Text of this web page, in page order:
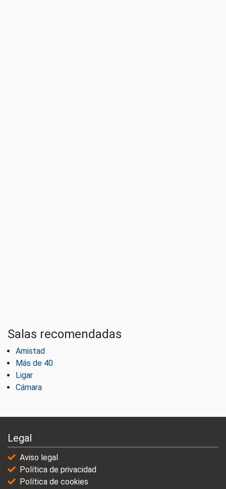
Salas recomendadas
Amistad
Más de 40
Ligar
Cámara
Legal
Aviso legal
Política de privacidad
Política de cookies